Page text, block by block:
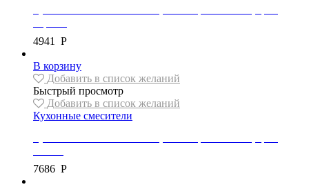
4941 Р
В корзину
Добавить в список желаний
Быстрый просмотр
Добавить в список желаний
Кухонные смесители
7686 Р